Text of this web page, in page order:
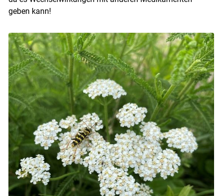
geben kann!